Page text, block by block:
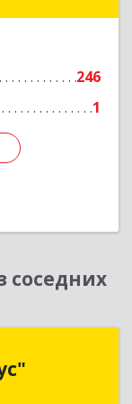
246
1
Подробнее
"Форус"
г, Ямская ул,